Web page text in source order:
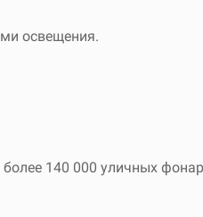
освещения.
140 000 уличных